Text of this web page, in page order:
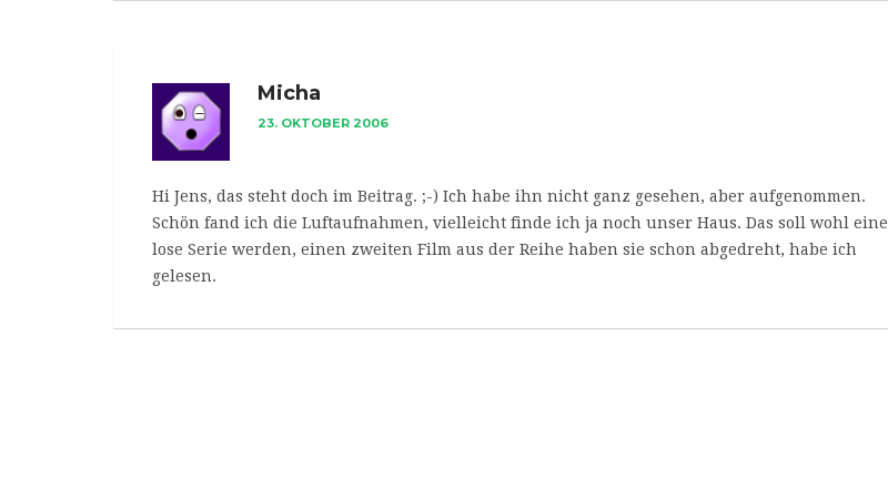
Micha
23. OKTOBER 2006
Hi Jens, das steht doch im Beitrag. ;-) Ich habe ihn nicht ganz gesehen, aber aufgenommen.
Schön fand ich die Luftaufnahmen, vielleicht finde ich ja noch unser Haus. Das soll wohl eine
lose Serie werden, einen zweiten Film aus der Reihe haben sie schon abgedreht, habe ich
gelesen.